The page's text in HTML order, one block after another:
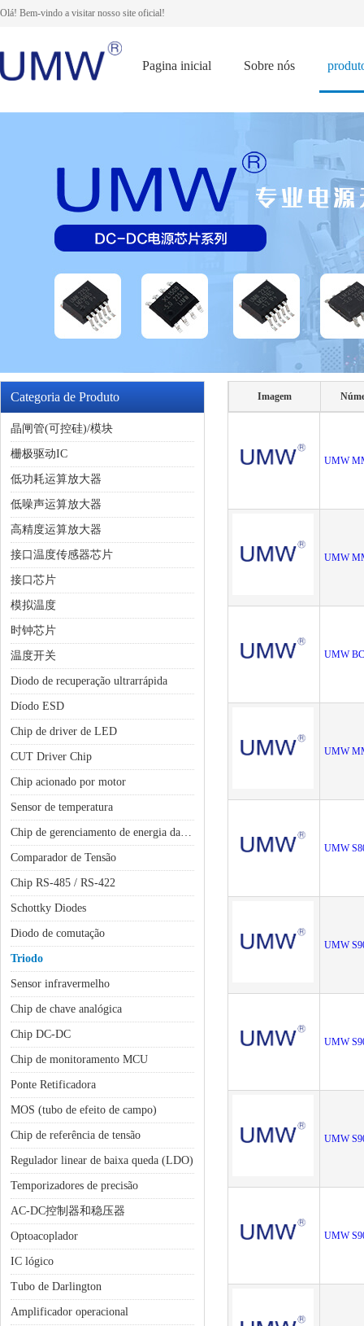
Olá! Bem-vindo a visitar nosso site oficial!
Pagina inicial Sobre nós
Categoria de Produto
晶闸管(可控硅)/模块
栅极驱动IC
低功耗运算放大器
低噪声运算放大器
高精度运算放大器
接口温度传感器芯片
接口芯片
模拟温度
时钟芯片
温度开关
Diodo de recuperação ultrarrápida
Díodo ESD
Chip de driver de LED
CUT Driver Chip
Chip acionado por motor
Sensor de temperatura
Chip de gerenciamento de energia da bateria
Comparador de Tensão
Chip RS-485 / RS-422
Schottky Diodes
Diodo de comutação
Triodo
Sensor infravermelho
Chip de chave analógica
Chip DC-DC
Chip de monitoramento MCU
Ponte Retificadora
MOS (tubo de efeito de campo)
Chip de referência de tensão
Regulador linear de baixa queda (LDO)
Temporizadores de precisão
AC-DC控制器和稳压器
Optoacoplador
IC lógico
Tubo de Darlington
Amplificador operacional
Imagem
UMW
UMW
UMW
UMW
UMW
UMW
UMW
UMW
UMW